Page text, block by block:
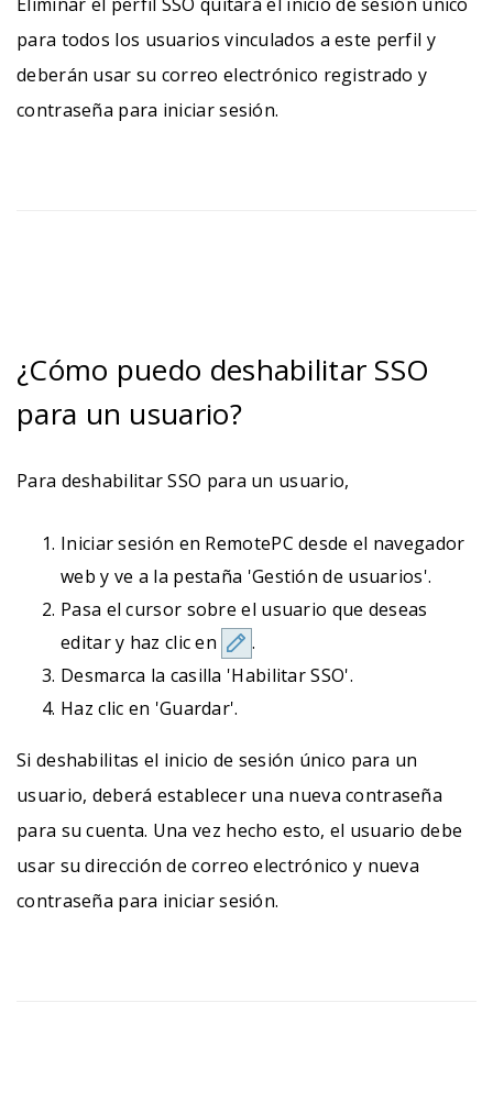
para todos los usuarios vinculados a este perfil y
deberán usar su correo electrónico registrado y
contraseña para iniciar sesión.
¿Cómo puedo deshabilitar SSO
para un usuario?
Para deshabilitar SSO para un usuario,
Iniciar sesión en RemotePC desde el navegador
web y ve a la pestaña 'Gestión de usuarios'.
Pasa el cursor sobre el usuario que deseas
editar y haz clic en
.
Desmarca la casilla 'Habilitar SSO'.
Haz clic en 'Guardar'.
Si deshabilitas el inicio de sesión único para un
usuario, deberá establecer una nueva contraseña
para su cuenta. Una vez hecho esto, el usuario debe
usar su dirección de correo electrónico y nueva
contraseña para iniciar sesión.